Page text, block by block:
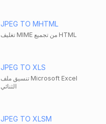
JPEG TO MHTML
تغليف MIME من تجميع HTML
JPEG TO XLS
تنسيق ملف Microsoft Excel
الثنائي
JPEG TO XLSM